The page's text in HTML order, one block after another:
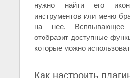
нужно найти его
инструментов или меню
на нее. Всплывающее
отобразит доступные
которые можно
Как настроить